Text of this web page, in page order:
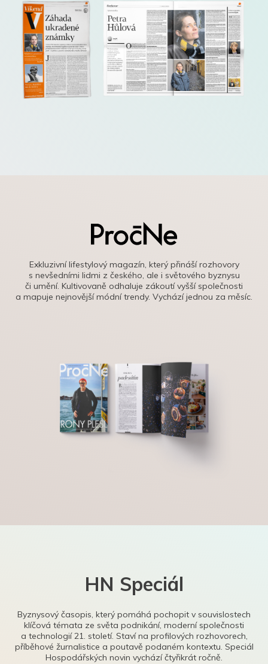
Exkluzivní lifestylový magazín, který přináší rozhovory
s nevšedními lidmi z českého, ale i světového byznysu
či umění. Kultivovaně odhaluje zákoutí vyšší společnosti
a mapuje nejnovější módní trendy. Vychází jednou za měsíc.
HN Speciál
Byznysový časopis, který pomáhá pochopit v souvislostech
klíčová témata ze světa podnikání, moderní společnosti
a technologií 21. století. Staví na profilových rozhovorech,
příběhové žurnalistice a poutavě podaném kontextu. Speciál
Hospodářských novin vychází čtyřikrát ročně.